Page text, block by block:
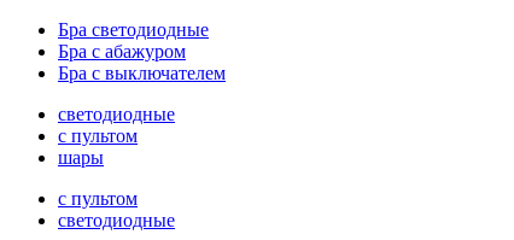
Бра светодиодные
Бра с абажуром
Бра с выключателем
светодиодные
с пультом
шары
с пультом
светодиодные